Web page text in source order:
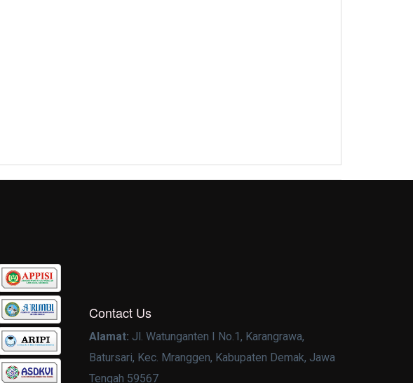
Contact Us
Alamat: Jl. Watunganten I No.1, Karangrawa,
Batursari, Kec. Mranggen, Kabupaten Demak, Jawa
Tengah 59567